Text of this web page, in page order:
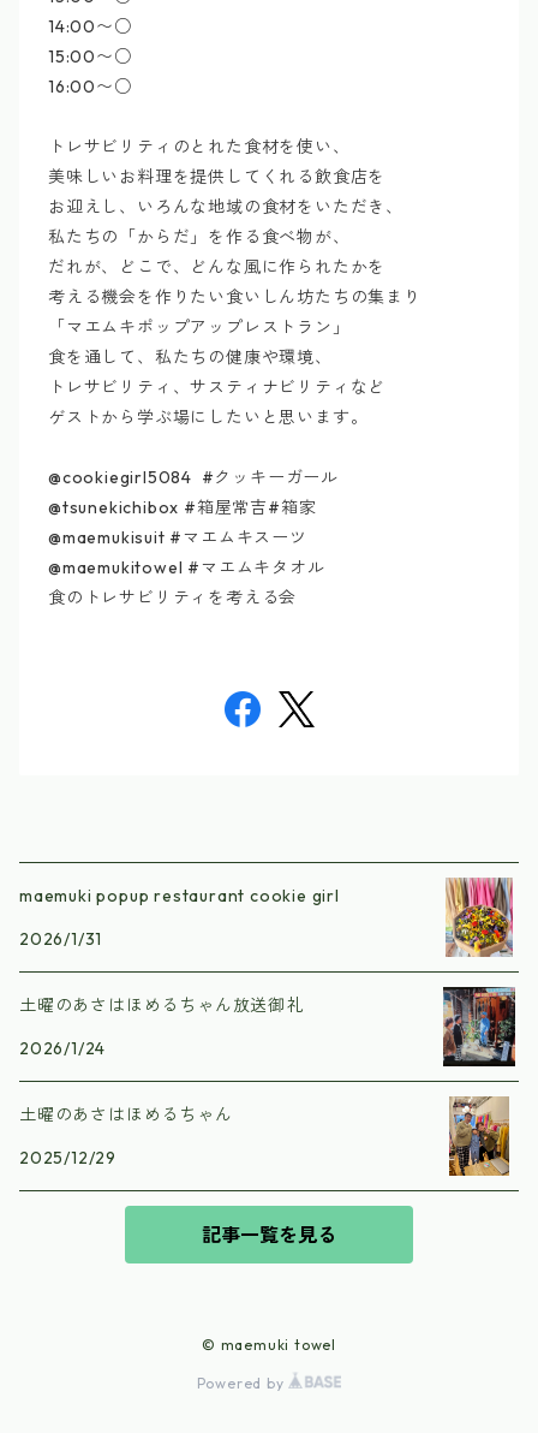
14:00〜○
15:00〜○
16:00〜○
トレサビリティのとれた食材を使い、
美味しいお料理を提供してくれる飲食店を
お迎えし、いろんな地域の食材をいただき、
私たちの「からだ」を作る食べ物が、
だれが、どこで、どんな風に作られたかを
考える機会を作りたい食いしん坊たちの集まり
「マエムキポップアップレストラン」
食を通して、私たちの健康や環境、
トレサビリティ、サスティナビリティなど
ゲストから学ぶ場にしたいと思います。
@cookiegirl5084 #クッキーガール
@tsunekichibox #箱屋常吉#箱家
@maemukisuit #マエムキスーツ
@maemukitowel #マエムキタオル
食のトレサビリティを考える会
maemuki popup restaurant cookie girl
2026/1/31
土曜のあさはほめるちゃん放送御礼
2026/1/24
土曜のあさはほめるちゃん
2025/12/29
記事一覧を見る
© maemuki towel
Powered by